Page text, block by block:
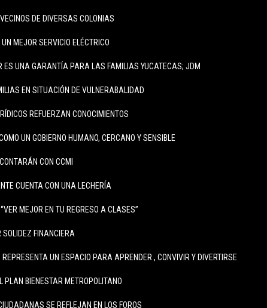
DE DIVERSAS COLONIAS
MEJOR SERVICIO ELÉCTRICO
ES UNA GARANTÍA PARA LAS FAMILIAS YUCATECAS; JDM
EN SITUACIÓN DE VULNERABALIDAD
REFUERZAN CONOCIMIENTOS
UN GOBIERNO HUMANO, CERCANO Y SENSIBLE
CON CCMI
CUENTA CON UNA LECHERÍA
MEJOR EN TU REGRESO A CLASES”
SOLIDEZ FINANCIERA
UN ESPACIO PARA APRENDER , CONVIVIR Y DIVERTIRSE
PLAN BIENESTAR METROPOLITANO
SE REFLEJAN EN LOS FOROS